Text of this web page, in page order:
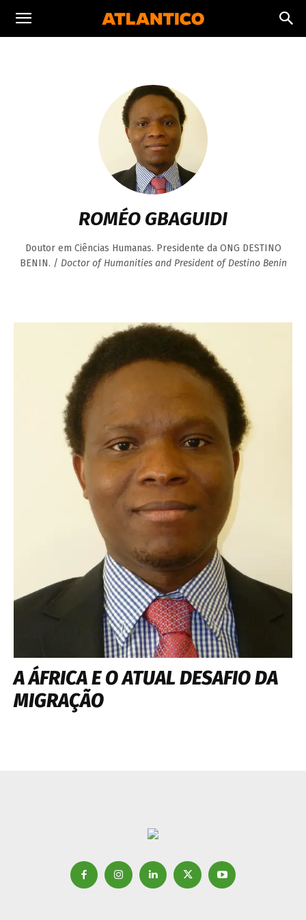
ROMÉO GBAGUIDI
Doutor em Ciências Humanas. Presidente da ONG DESTINO
BENIN. / Doctor of Humanities and President of Destino Benin
A ÁFRICA E O ATUAL DESAFIO DA
MIGRAÇÃO